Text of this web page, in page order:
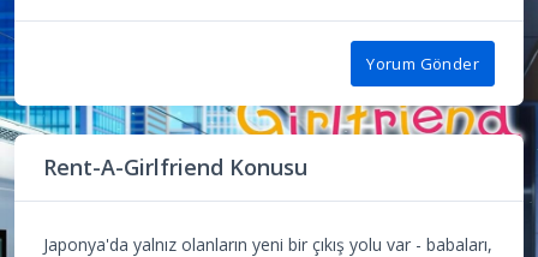
Yorum Gönder
Rent-A-Girlfriend Konusu
Japonya'da yalnız olanların yeni bir çıkış yolu var - babaları,